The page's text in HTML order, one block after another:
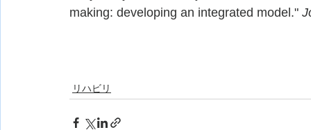
making: developing an integrated model."
リハビリ